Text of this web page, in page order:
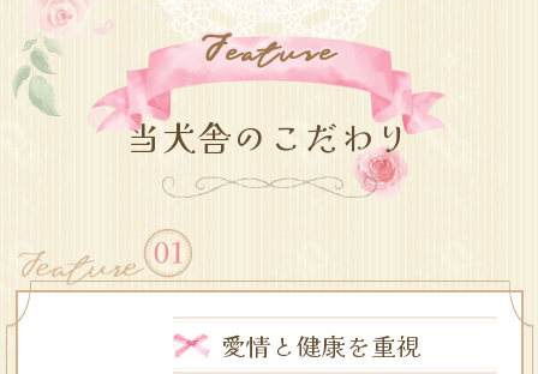
FEature
当犬舎のこだわり
愛情と健康を重視